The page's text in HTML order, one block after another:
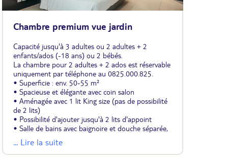
Chambre premium vue jardin
Capacité jusqu'à 3 adultes ou 2 adultes + 2
enfants/ados (-18 ans) ou 2 bébés.
La chambre pour 2 adultes + 2 ados est réservable
uniquement par téléphone au 0825.000.825.
• Superficie : env. 50-55 m²
• Spacieuse et élégante avec coin salon
• Aménagée avec 1 lit King size (pas de possibilité
de 2 lits)
• Possibilité d'ajouter jusqu'à 2 lits d'appoint
• Salle de bains avec baignoire et douche séparée,
sèche-cheveux
• Climatisation
• Télévision avec chaînes françaises et système
... Lire la suite